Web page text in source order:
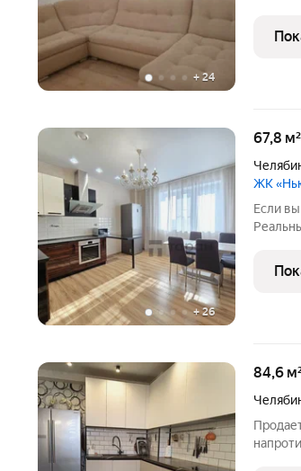
+ 24
+26
67,8
ЖК
Если вы
84,6